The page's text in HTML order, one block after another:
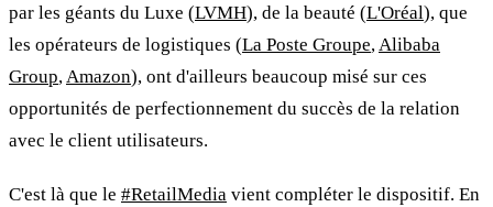
par les géants du Luxe (LVMH), de la beauté (L'Oréal), que
les opérateurs de logistiques (La Poste Groupe,Alibaba
Group,Amazon), ont d'ailleurs beaucoup misé sur ces
opportunités de perfectionnement du succès de la relation
avec le client utilisateurs.
C'est là que le #RetailMedia vient compléter le dispositif. En